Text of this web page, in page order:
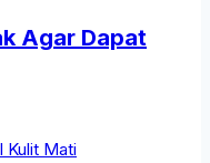
Agar Dapat